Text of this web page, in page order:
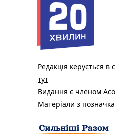
Редакція керується в
тут
Видання є членом
Матеріали з